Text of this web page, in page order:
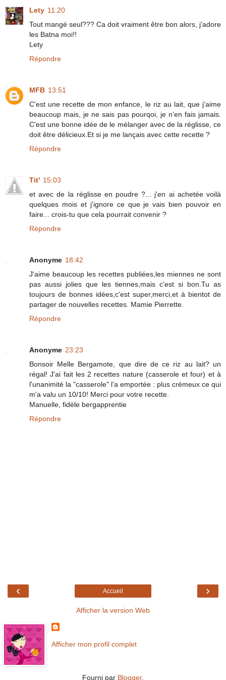
Lety 11:20
Tout mangé seul??? Ca doit vraiment être bon alors, j'adore
les Batna moi!!
Lety
Répondre
MFB 13:51
C'est une recette de mon enfance, le riz au lait, que j'aime
beaucoup mais, je ne sais pas pourqoi, je n'en fais jamais.
C'est une bonne idée de le mélanger avec de la réglisse, ce
doit être délicieux.Et si je me lançais avec cette recette ?
Répondre
Tit' 15:03
et avec de la réglisse en poudre ?... j'en ai achetée voilà
quelques mois et j'ignore ce que je vais bien pouvoir en
faire... crois-tu que cela pourrait convenir ?
Répondre
Anonyme 18:42
J'aime beaucoup les recettes publiées,les miennes ne sont
pas aussi jolies que les tiennes,mais c'est si bon.Tu as
toujours de bonnes idées,c'est super,merci,et à bientot de
partager de nouvelles recettes. Mamie Pierrette.
Répondre
Anonyme 23:23
Bonsoir Melle Bergamote, que dire de ce riz au lait? un
régal! J'ai fait les 2 recettes nature (casserole et four) et à
l'unanimité la "casserole" l'a emportée : plus crémeux ce qui
m'a valu un 10/10! Merci pour votre recette.
Manuelle, fidèle bergapprentie
Répondre
‹ ›
Accueil
Afficher la version Web
Afficher mon profil complet
Fourni par Blogger.